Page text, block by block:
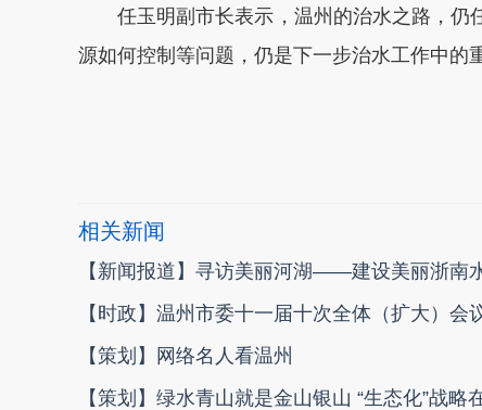
任玉明副市长表示，温州的治水之路，仍
源如何控制等问题，仍是下一步治水工作中的
相关新闻
【新闻报道】寻访美丽河湖——建设美丽浙南
【时政】温州市委十一届十次全体（扩大）会
【策划】网络名人看温州
【策划】绿水青山就是金山银山 “生态化”战略